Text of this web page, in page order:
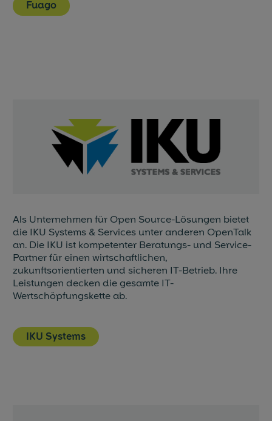
Fuago
Als Unternehmen für Open Source-Lösungen bietet
die IKU Systems & Services unter anderen OpenTalk
an. Die IKU ist kompetenter Beratungs- und Service-
Partner für einen wirtschaftlichen,
zukunftsorientierten und sicheren IT-Betrieb. Ihre
Leistungen decken die gesamte IT-
Wertschöpfungskette ab.
IKU Systems